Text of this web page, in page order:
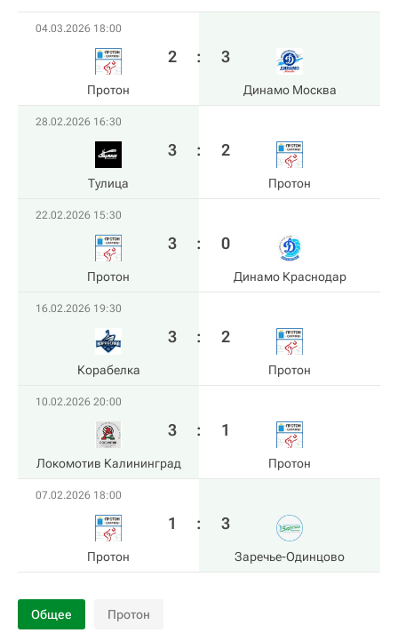
04.03.2026 18:00
Протон
2 : 3
Динамо Москва
28.02.2026 16:30
Тулица
3 : 2
Протон
22.02.2026 15:30
Протон
3 : 0
Динамо Краснодар
16.02.2026 19:30
Корабелка
3 : 2
Протон
10.02.2026 20:00
Локомотив Калининград
3 : 1
Протон
07.02.2026 18:00
Протон
1 : 3
Заречье-Одинцово
Общее Протон